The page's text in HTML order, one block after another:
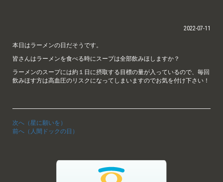
2022-07-11
本日はラーメンの日だそうです。
皆さんはラーメンを食べる時にスープは全部飲みほしますか？
ラーメンのスープには約１日に摂取する目標の量が入っているので、毎回
飲みほす方は高血圧のリスクになってしまいますのでお気を付け下さい！
次へ（星に願いを）
前へ（人間ドックの日）